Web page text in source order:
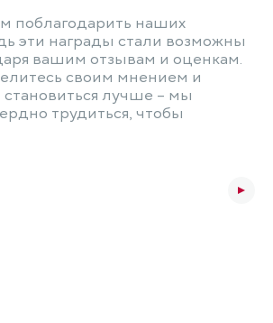
поблагодарить наших
эти награды стали возможны
вашим отзывам и оценкам.
своим мнением и
лучше – мы
трудиться, чтобы